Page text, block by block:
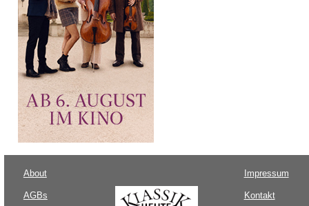
About
AGBs
Impressum
Kontakt